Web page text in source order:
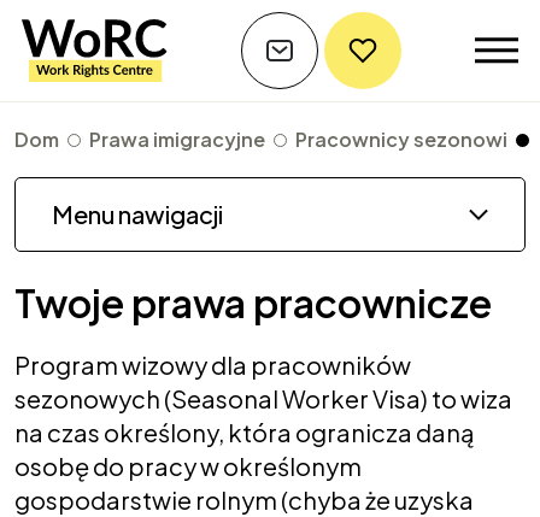
Dom Prawa imigracyjne Pracownicy sezonowi
Menu nawigacji
Twoje prawa pracownicze
Program wizowy dla pracowników
sezonowych (Seasonal Worker Visa) to wiza
na czas określony, która ogranicza daną
osobę do pracy w określonym
gospodarstwie rolnym (chyba że uzyska